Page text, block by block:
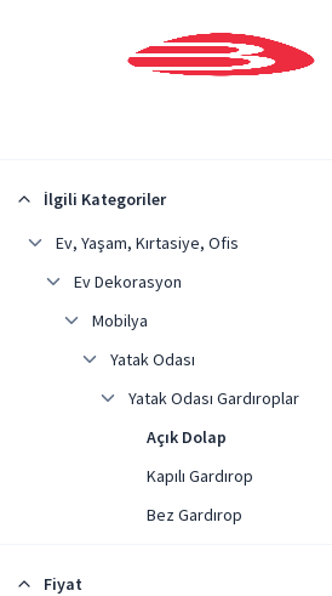
İlgili Kategoriler
Ev, Yaşam, Kırtasiye, Ofis
Ev Dekorasyon
Mobilya
Yatak Odası
Yatak Odası Gardıroplar
Açık Dolap
Kapılı Gardırop
Bez Gardırop
Fiyat